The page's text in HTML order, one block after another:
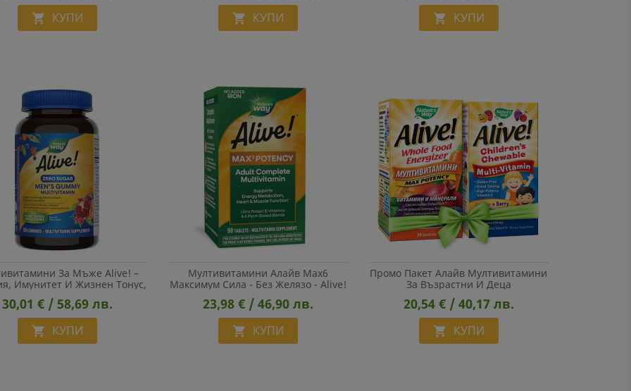
 КУПИ  КУПИ  КУПИ
За Мъже Alive! –
Имунитет И Жизнен Тонус,
80 Желирани Таблетки
30,01 € / 58,69 лв.
 КУПИ
Мултивитамини Алайв Max6
Максимум Сила - Без Желязо - Alive!
® Max6 Potency Multivitamin, 90
Капсули
23,98 € / 46,90 лв.
 КУПИ
Промо Пакет Алайв Мултивитамини
За Възрастни И Деца
20,54 € / 40,17 лв.
 КУПИ